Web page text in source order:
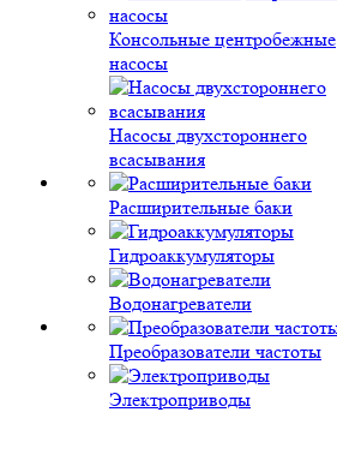
Консольные центробежные
насосы
Насосы двухстороннего
всасывания
Расширительные баки
Гидроаккумуляторы
Водонагреватели
Преобразователи частоты
Электроприводы